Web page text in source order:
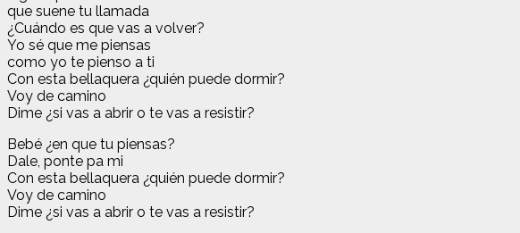
que suene tu llamada
¿Cuándo es que vas a volver?
Yo sé que me piensas
como yo te pienso a ti
Con esta bellaquera ¿quién puede dormir?
Voy de camino
Dime ¿si vas a abrir o te vas a resistir?
Bebé ¿en que tu piensas?
Dale, ponte pa mi
Con esta bellaquera ¿quién puede dormir?
Voy de camino
Dime ¿si vas a abrir o te vas a resistir?